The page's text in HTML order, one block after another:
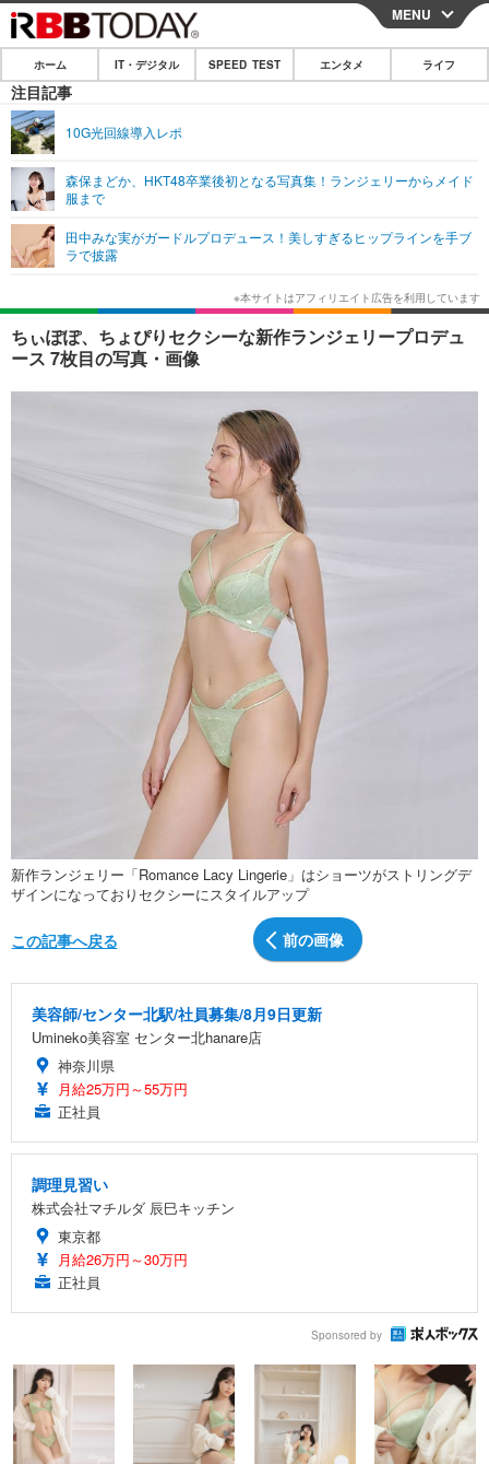
CLOSE
ホーム
IT・デジタル
ショッピング その他
SPEED TEST
エンタメ
エンタメTOP
韓国・芸能
音楽 スポーツ
ライフ
ライフTOP グルメ
ペット ショッピング
その他
リリース一覧
プッシュ通知の停止方法
MENU
ホーム IT・デジタル SPEED TEST エンタメ ライフ
注目記事
10G光回線導入レポ
森保まどか、HKT48卒業後初となる写真集！ランジェリーからメイド
服まで
田中みな実がガードルプロデュース！美しすぎるヒップラインを手ブ
ラで披露
ちぃぽぽ、ちょぴりセクシーな新作ランジェリープロデュ
ース 7枚目の写真・画像
新作ランジェリー「Romance Lacy Lingerie」はショーツがストリングデ
ザインになっておりセクシーにスタイルアップ
前の画像
この記事へ戻る
美容師/センター北駅/社員募集/8月9日更新
Umineko美容室 センター北hanare店
神奈川県
月給25万円～55万円
正社員
調理見習い
株式会社マチルダ 辰巳キッチン
東京都
月給26万円～30万円
正社員
Sponsored by